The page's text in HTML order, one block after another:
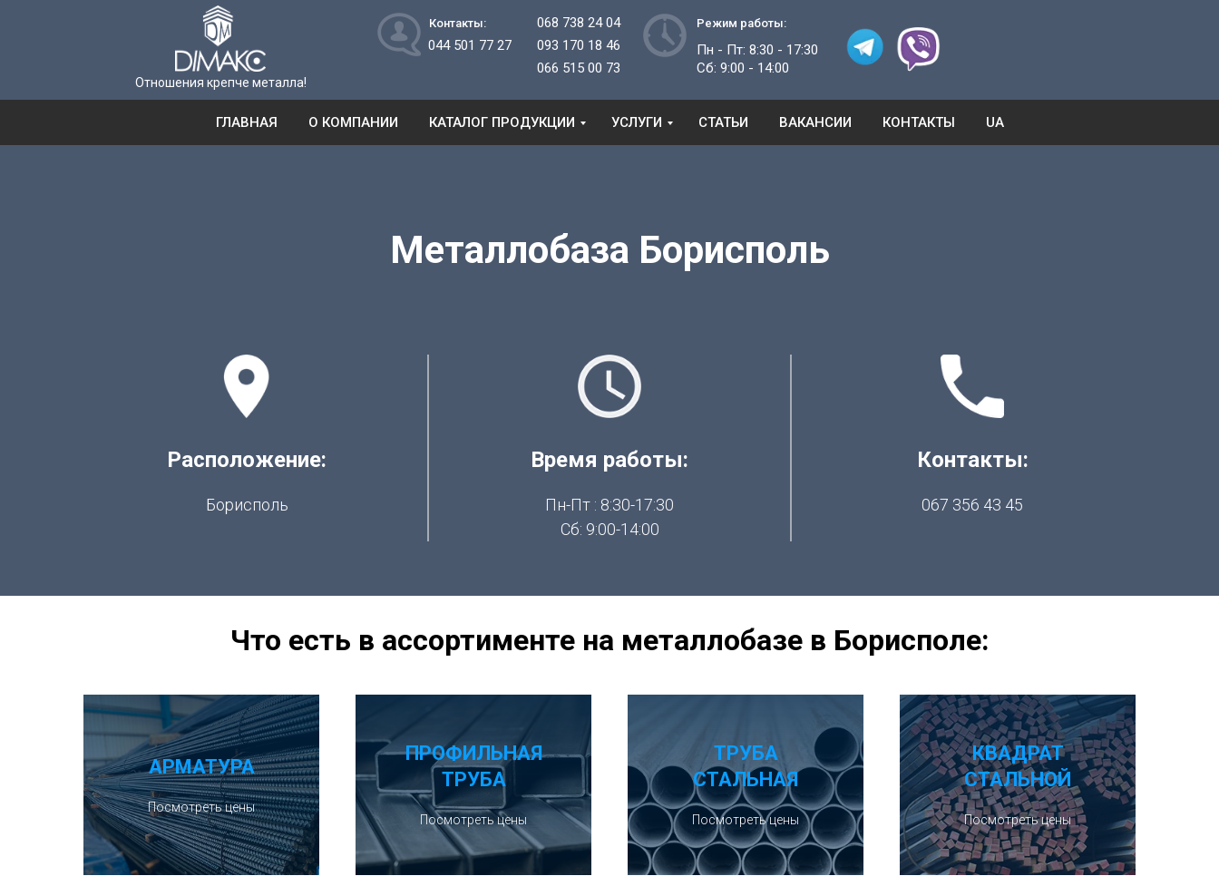
Отношения крепче металла!
Контакты:
044 501 77 27 093 170 18 46
Режим работы:
Пн - Пт: 8:30 - 17:30
Сб: 9:00 - 14:00
066 515 00 73
068 738 24 04
ГЛАВНАЯ О КОМПАНИИ КАТАЛОГ ПРОДУКЦИИ УСЛУГИ СТАТЬИ ВАКАНСИИ КОНТАКТЫ UA
Металлобаза Борисполь
Расположение:
Борисполь
Время работы:
Пн-Пт : 8:30-17:30
Сб: 9:00-14:00
Контакты:
067 356 43 45
Что есть в ассортименте на металлобазе в Борисполе:
АРМАТУРА
Посмотреть цены
ПРОФИЛЬНАЯ
ТРУБА
Посмотреть цены
ТРУБА
СТАЛЬНАЯ
Посмотреть цены
КВАДРАТ
СТАЛЬНОЙ
Посмотреть цены